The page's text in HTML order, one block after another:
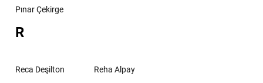
Pınar Çekirge
R
Reca Deşilton Reha Alpay